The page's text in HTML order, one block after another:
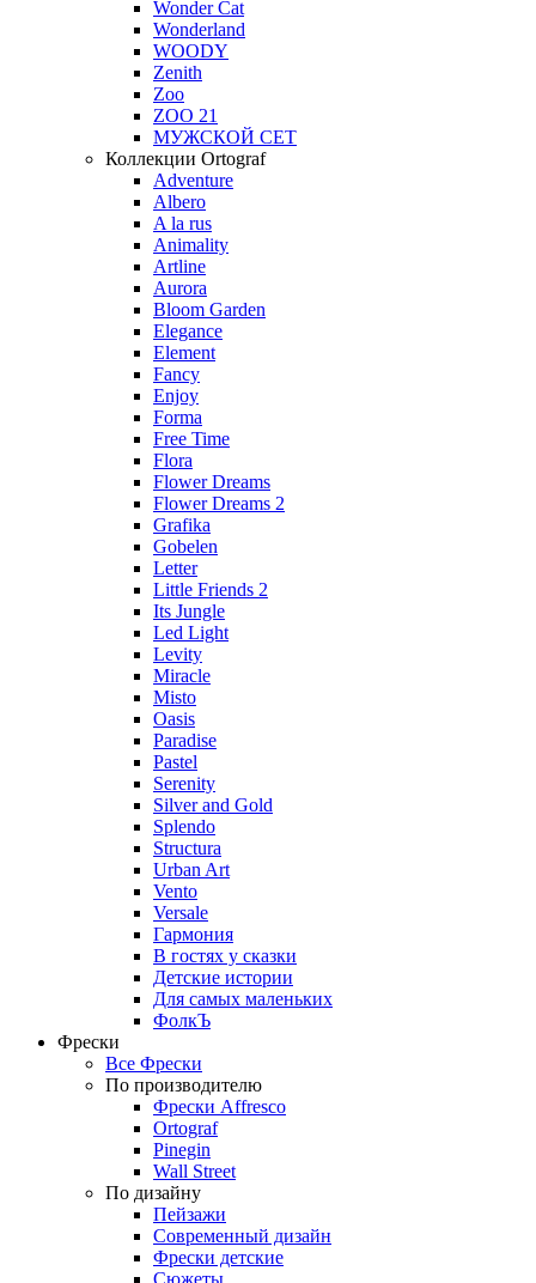
Wonder Cat
Wonderland
WOODY
Zenith
Zoo
ZOO 21
МУЖСКОЙ СЕТ
Коллекции Ortograf
Adventure
Albero
A la rus
Animality
Artline
Aurora
Bloom Garden
Elegance
Element
Fancy
Enjoy
Forma
Free Time
Flora
Flower Dreams
Flower Dreams 2
Grafika
Gobelen
Letter
Little Friends 2
Its Jungle
Led Light
Levity
Miracle
Misto
Oasis
Paradise
Pastel
Serenity
Silver and Gold
Splendo
Structura
Urban Art
Vento
Versale
Гармония
В гостях у сказки
Детские истории
Для самых маленьких
ФолкЪ
Фрески
Все Фрески
По производителю
Фрески Affresco
Ortograf
Pinegin
Wall Street
По дизайну
Пейзажи
Современный дизайн
Фрески детские
Сюжеты